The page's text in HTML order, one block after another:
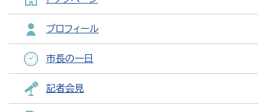
プロフィール
市長の一日
記者会見